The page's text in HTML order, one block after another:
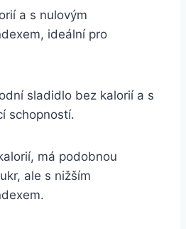
⁢a s nulovým
ideální pro
sladidlo⁢ bez‍ kalorií a s
schopností.
‌má podobnou
ale s nižším